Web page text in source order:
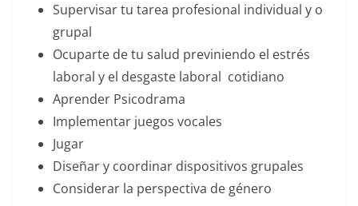
Supervisar tu tarea profesional individual y o
grupal
Ocuparte de tu salud previniendo el estrés
laboral y el desgaste laboral cotidiano
Aprender Psicodrama
Implementar juegos vocales
Jugar
Diseñar y coordinar dispositivos grupales
Considerar la perspectiva de género